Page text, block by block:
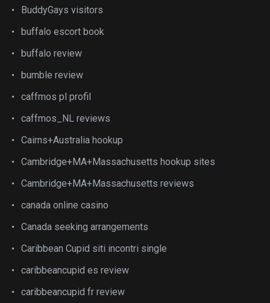
BuddyGays visitors
buffalo escort book
buffalo review
bumble review
caffmos pl profil
caffmos_NL reviews
Cairns+Australia hookup
Cambridge+MA+Massachusetts hookup sites
Cambridge+MA+Massachusetts reviews
canada online casino
Canada seeking arrangements
Caribbean Cupid siti incontri single
caribbeancupid es review
caribbeancupid fr review